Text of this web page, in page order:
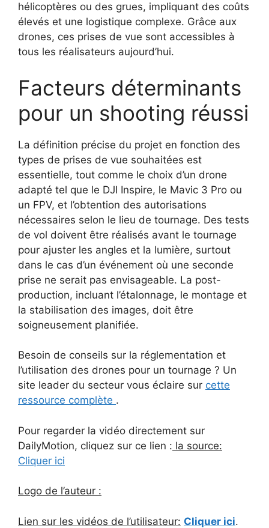
hélicoptères ou des grues, impliquant des coûts
élevés et une logistique complexe. Grâce aux
drones, ces prises de vue sont accessibles à
tous les réalisateurs aujourd’hui.
Facteurs déterminants
pour un shooting réussi
La définition précise du projet en fonction des
types de prises de vue souhaitées est
essentielle, tout comme le choix d’un drone
adapté tel que le DJI Inspire, le Mavic 3 Pro ou
un FPV, et l’obtention des autorisations
nécessaires selon le lieu de tournage. Des tests
de vol doivent être réalisés avant le tournage
pour ajuster les angles et la lumière, surtout
dans le cas d’un événement où une seconde
prise ne serait pas envisageable. La post-
production, incluant l’étalonnage, le montage et
la stabilisation des images, doit être
soigneusement planifiée.
Besoin de conseils sur la réglementation et
l’utilisation des drones pour un tournage ? Un
site leader du secteur vous éclaire sur cette
ressource complète .
Pour regarder la vidéo directement sur
DailyMotion, cliquez sur ce lien : la source:
Cliquer ici
Logo de l’auteur :
Lien sur les vidéos de l’utilisateur: Cliquer ici.